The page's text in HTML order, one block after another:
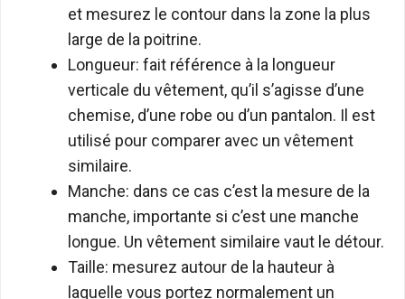
et mesurez le contour dans la zone la plus
large de la poitrine.
Longueur: fait référence à la longueur
verticale du vêtement, qu’il s’agisse d’une
chemise, d’une robe ou d’un pantalon. Il est
utilisé pour comparer avec un vêtement
similaire.
Manche: dans ce cas c’est la mesure de la
manche, importante si c’est une manche
longue. Un vêtement similaire vaut le détour.
Taille: mesurez autour de la hauteur à
laquelle vous portez normalement un